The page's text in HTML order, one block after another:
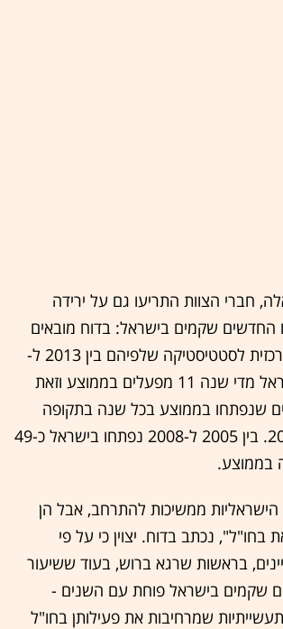
חברי הצוות התריעו גם על ירידה
שקמים בישראל: בדוח מובאים
נתוני הלשכה המרכזית לסטטיסטיקה שלפיהם בין 2013 ל-
2016 הוקמו בישראל מדי שנה 11 מפעלים בממוצע וזאת
מפעלים שנפתחו בממוצע בכל שנה בתקופה
שבין 2009 ל-2012. בין 2005 ל-2008 נפתחו בישראל כ-49
בממוצע.
ממשיכות להתרחב, אבל הן
בחו"ל", נכתב בדוח. יצוין כי על פי
בראשות שרגא ברוש, בעוד ששיעור
שקמים בישראל פוחת עם השנים -
שמרחיבות את פעילותן בחו"ל